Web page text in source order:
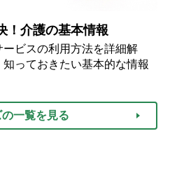
！介護の基本情報
ビスの利用方法を詳細解
っておきたい基本的な情報
一覧を見る